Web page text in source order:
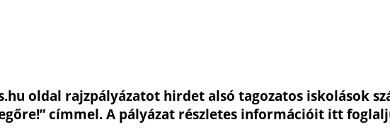
oldal rajzpályázatot hirdet alsó tagozatos iskolások
címmel. A pályázat részletes információit itt